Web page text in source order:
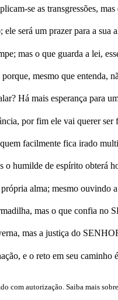
se as transgressões,
será um prazer para a sua
mas o que guarda a lei,
mesmo que entenda,
Há mais esperança para
por fim ele vai querer ser
facilmente fica irado
o humilde de espírito obterá
alma; mesmo ouvindo
mas o que confia no
mas a justiça do
e o reto em seu caminho
com autorização. Saiba mais